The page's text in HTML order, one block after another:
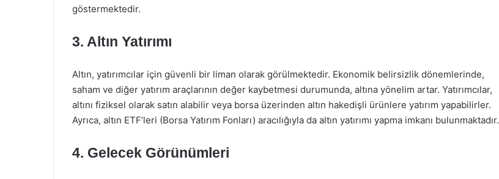
göstermektedir.
3. Altın Yatırımı
Altın, yatırımcılar için güvenli bir liman olarak görülmektedir. Ekonomik belirsizlik dönemlerinde,
saham ve diğer yatırım araçlarının değer kaybetmesi durumunda, altına yönelim artar. Yatırımcılar,
altını fiziksel olarak satın alabilir veya borsa üzerinden altın hakedişli ürünlere yatırım yapabilirler.
Ayrıca, altın ETF’leri (Borsa Yatırım Fonları) aracılığıyla da altın yatırımı yapma imkanı bulunmaktadır.
4. Gelecek Görünümleri